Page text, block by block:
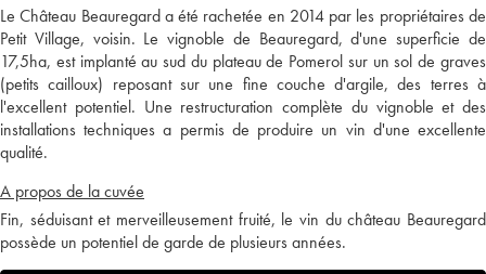
Le Château Beauregard a été rachetée en 2014 par les propriétaires de
Petit Village, voisin. Le vignoble de Beauregard, d'une superficie de
17,5ha, est implanté au sud du plateau de Pomerol sur un sol de graves
(petits cailloux) reposant sur une fine couche d'argile, des terres à
l'excellent potentiel. Une restructuration complète du vignoble et des
installations techniques a permis de produire un vin d'une excellente
qualité.
A propos de la cuvée
Fin, séduisant et merveilleusement fruité, le vin du château Beauregard
possède un potentiel de garde de plusieurs années.